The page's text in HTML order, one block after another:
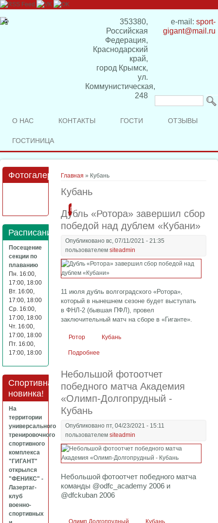
353380,
Российская
Федерация,
Краснодарский
край,
город Крымск,
ул.
Коммунистическая,
248
e-mail: sport-
gigant@mail.ru
Форма
поиска
О НАС КОНТАКТЫ ГОСТИ ОТЗЫВЫ
ГОСТИНИЦА
Вы здесь
Главная » Кубань
Кубань
Дубль «Ротора» завершил сбор
победой над дублем «Кубани»
Опубликовано вс, 07/11/2021 - 21:35
пользователемsiteadmin
11 июля дубль волгоградского «Ротора»,
который в нынешнем сезоне будет выступать
в ФНЛ-2 (бывшая ПФЛ), провел
заключительный матч на сборе в «Гиганте».
Ротор Кубань
Подробнее
Небольшой фотоотчет
победного матча Академия
«Олимп-Долгопрудный -
Кубань
Опубликовано пт, 04/23/2021 - 15:11
пользователемsiteadmin
Небольшой фотоотчет победного матча
команды @odfc_academy 2006 и
@dfckuban 2006
Олимп Долгопрудный Кубань
Фотогалерея
Подробнее
Расписание
Посещение
секции по
плаванию
Пн. 16:00,
17:00, 18:00
Вт. 16:00,
17:00, 18:00
Ср. 16:00,
17:00, 18:00
Чт. 16:00,
17:00, 18:00
Пт. 16:00,
17:00, 18:00
Спортивная
новинка!
На
территории
универсального
тренировочного
спортивного
комплекса
"ГИГАНТ"
открылся
"ФЕНИКС" -
Лазертаг-
клуб
военно-
спортивных